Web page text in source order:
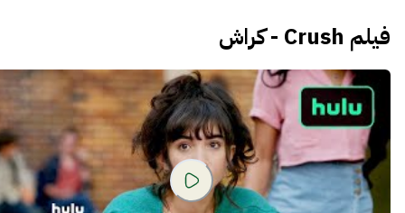
فيلم Crush - كراش